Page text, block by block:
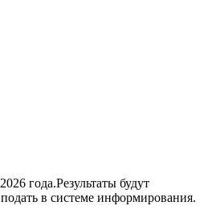
года.Результаты будут
в системе информирования.